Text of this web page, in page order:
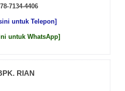
7134-4406
untuk Telepon]
untuk WhatsApp]
RIAN